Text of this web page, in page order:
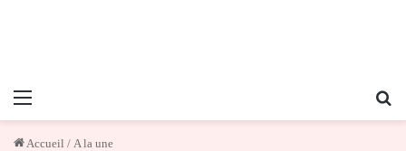
Menu
Accueil / A la une